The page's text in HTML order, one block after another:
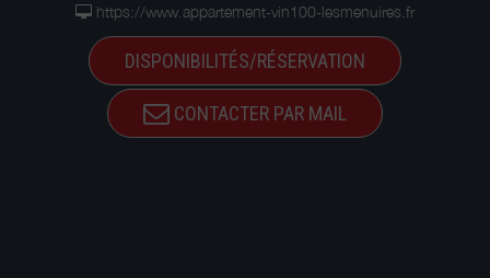
https://www.appartement-vin100-lesmenuires.fr
DISPONIBILITÉS/RÉSERVATION
CONTACTER PAR MAIL